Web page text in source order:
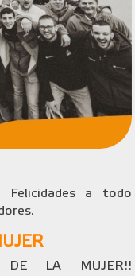
Felicidades a todo
DE LA MUJER!!